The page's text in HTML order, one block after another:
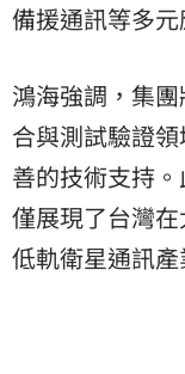
備援通訊等多元
鴻海強調，集
合與測試驗證
善的技術支持
僅展現了台灣
低軌衛星通訊